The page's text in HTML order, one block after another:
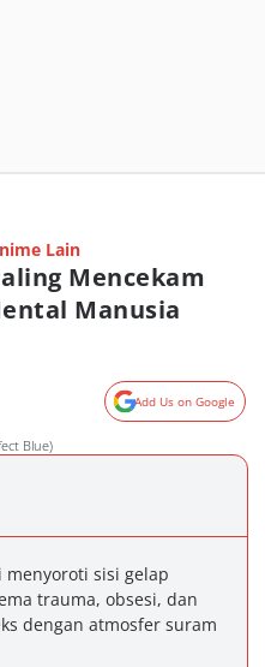
Lain
Mencekam
Manusia
Add Us on Google
Blue)
sisi gelap
trauma, obsesi, dan
dengan atmosfer suram